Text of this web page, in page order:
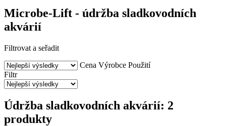
Microbe-Lift - údržba sladkovodních
akvárií
Filtrovat a seřadit
Cena Výrobce Použití
Filtr
Údržba sladkovodních akvárií: 2
produkty